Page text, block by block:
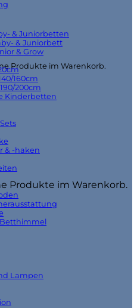
Produkte im Warenkorb.
Produkte im Warenkorb.
& Juniorbetten
& Juniorbett
& Grow
160cm
200cm
Kinderbetten
& -haken
Lampen